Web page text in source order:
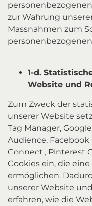
zur Wahrung
Massnahmen zum
1-d.
Website und
Zum Zweck der
unserer Website
Tag Manager,
Audience,
Connect , Pinterest
Cookies ein, die
ermöglichen.
unserer Website
erfahren, wie die